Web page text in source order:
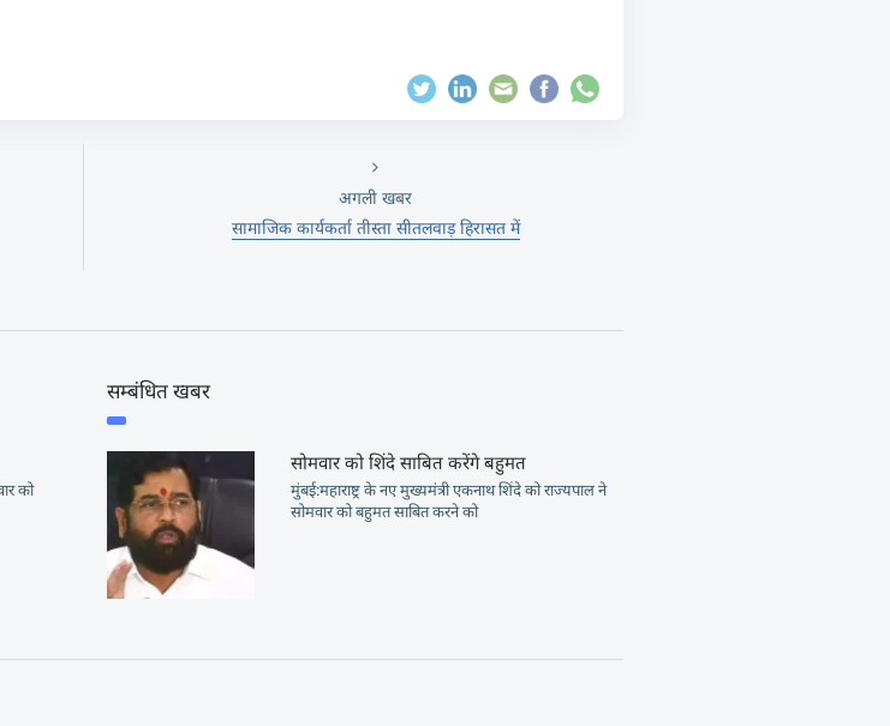
अगली खबर
सामाजिक कार्यकर्ता तीस्ता सीतलवाड़ हिरासत में
को
सम्बंधित खबर
सोमवार को शिंदे साबित करेंगे बहुमत
मुंबई:महाराष्ट्र के नए मुख्यमंत्री एकनाथ शिंदे को राज्यपाल ने
सोमवार को बहुमत साबित करने को